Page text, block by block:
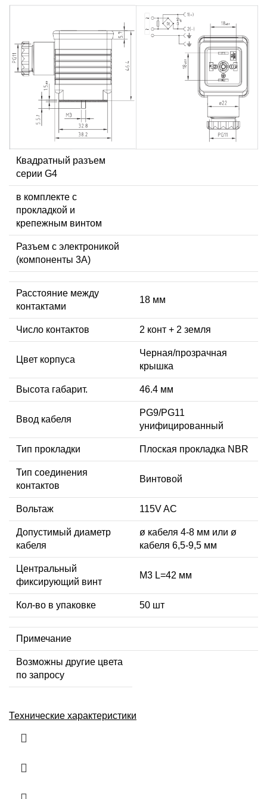
Квадратный разъем
серии G4
в комплекте с
прокладкой и
крепежным винтом
Разъем с электроникой
(компоненты 3A)
Расстояние между
контактами
18 мм
Число контактов 2 конт + 2 земля
Цвет корпуса
Черная/прозрачная
крышка
Высота габарит. 46.4 мм
Ввод кабеля
PG9/PG11
унифицированный
Тип прокладки Плоская прокладка NBR
Тип соединения
контактов
Винтовой
Вольтаж 115V AC
Допустимый диаметр
кабеля
ø кабеля 4-8 мм или ø
кабеля 6,5-9,5 мм
Центральный
фиксирующий винт
М3 L=42 мм
Кол-во в упаковке 50 шт
Примечание
Возможны другие цвета
по запросу
Технические характеристики